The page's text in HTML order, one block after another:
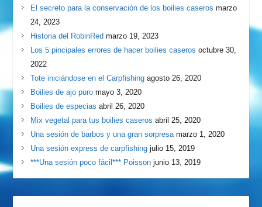
El secreto para la conservación de los boilies caseros marzo
24, 2023
Historia del RobinRed marzo 19, 2023
Los 5 pincipales errores de hacer boilies caseros octubre 30,
2022
Tote iniciándose en el Carpfishing agosto 26, 2020
Boilies de ajo puro mayo 3, 2020
Boilies de especias abril 26, 2020
Mix vegetal para tus boilies caseros abril 25, 2020
Una sesión de barbos y una gran sorpresa marzo 1, 2020
Una sesión express de carpfishing julio 15, 2019
***Una sesión poco fácil*** Poisson junio 13, 2019